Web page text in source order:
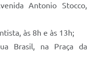
Antonio Stocco,
às 8h e às 13h;
Brasil, na Praça da